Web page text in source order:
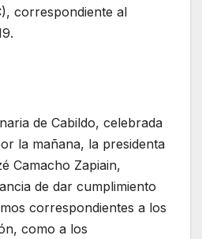
correspondiente al
de Cabildo, celebrada
la mañana, la presidenta
Camacho Zapiain,
de dar cumplimiento
correspondientes a los
como a los